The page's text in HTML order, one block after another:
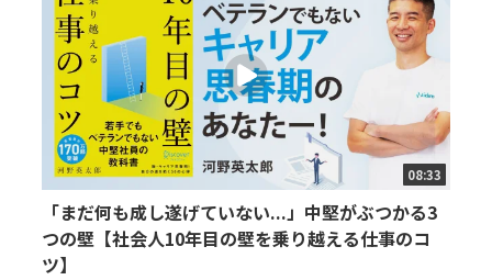
08:33
「まだ何も成し遂げていない...」中堅がぶつかる3
つの壁【社会人10年目の壁を乗り越える仕事のコ
ツ】